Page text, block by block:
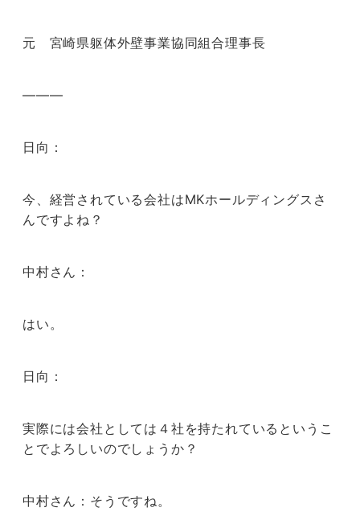
元 宮崎県躯体外壁事業協同組合理事長
———
日向：
今、経営されている会社はMKホールディングスさ
んですよね？
中村さん：
はい。
日向：
実際には会社としては４社を持たれているというこ
とでよろしいのでしょうか？
中村さん：そうですね。